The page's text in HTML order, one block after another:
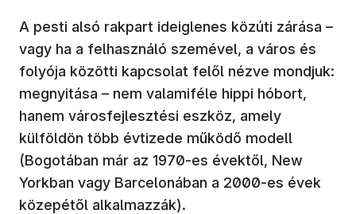
A pesti alsó rakpart ideiglenes közúti zárása –
vagy ha a felhasználó szemével, a város és
folyója közötti kapcsolat felől nézve mondjuk:
megnyitása – nem valamiféle hippi hóbort,
hanem városfejlesztési eszköz, amely
külföldön több évtizede működő modell
(Bogotában már az 1970-es évektől, New
Yorkban vagy Barcelonában a 2000-es évek
közepétől alkalmazzák).